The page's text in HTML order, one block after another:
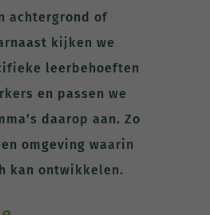
achtergrond of
kijken we
leerbehoeften
en passen we
daarop aan. Zo
omgeving waarin
kan ontwikkelen.